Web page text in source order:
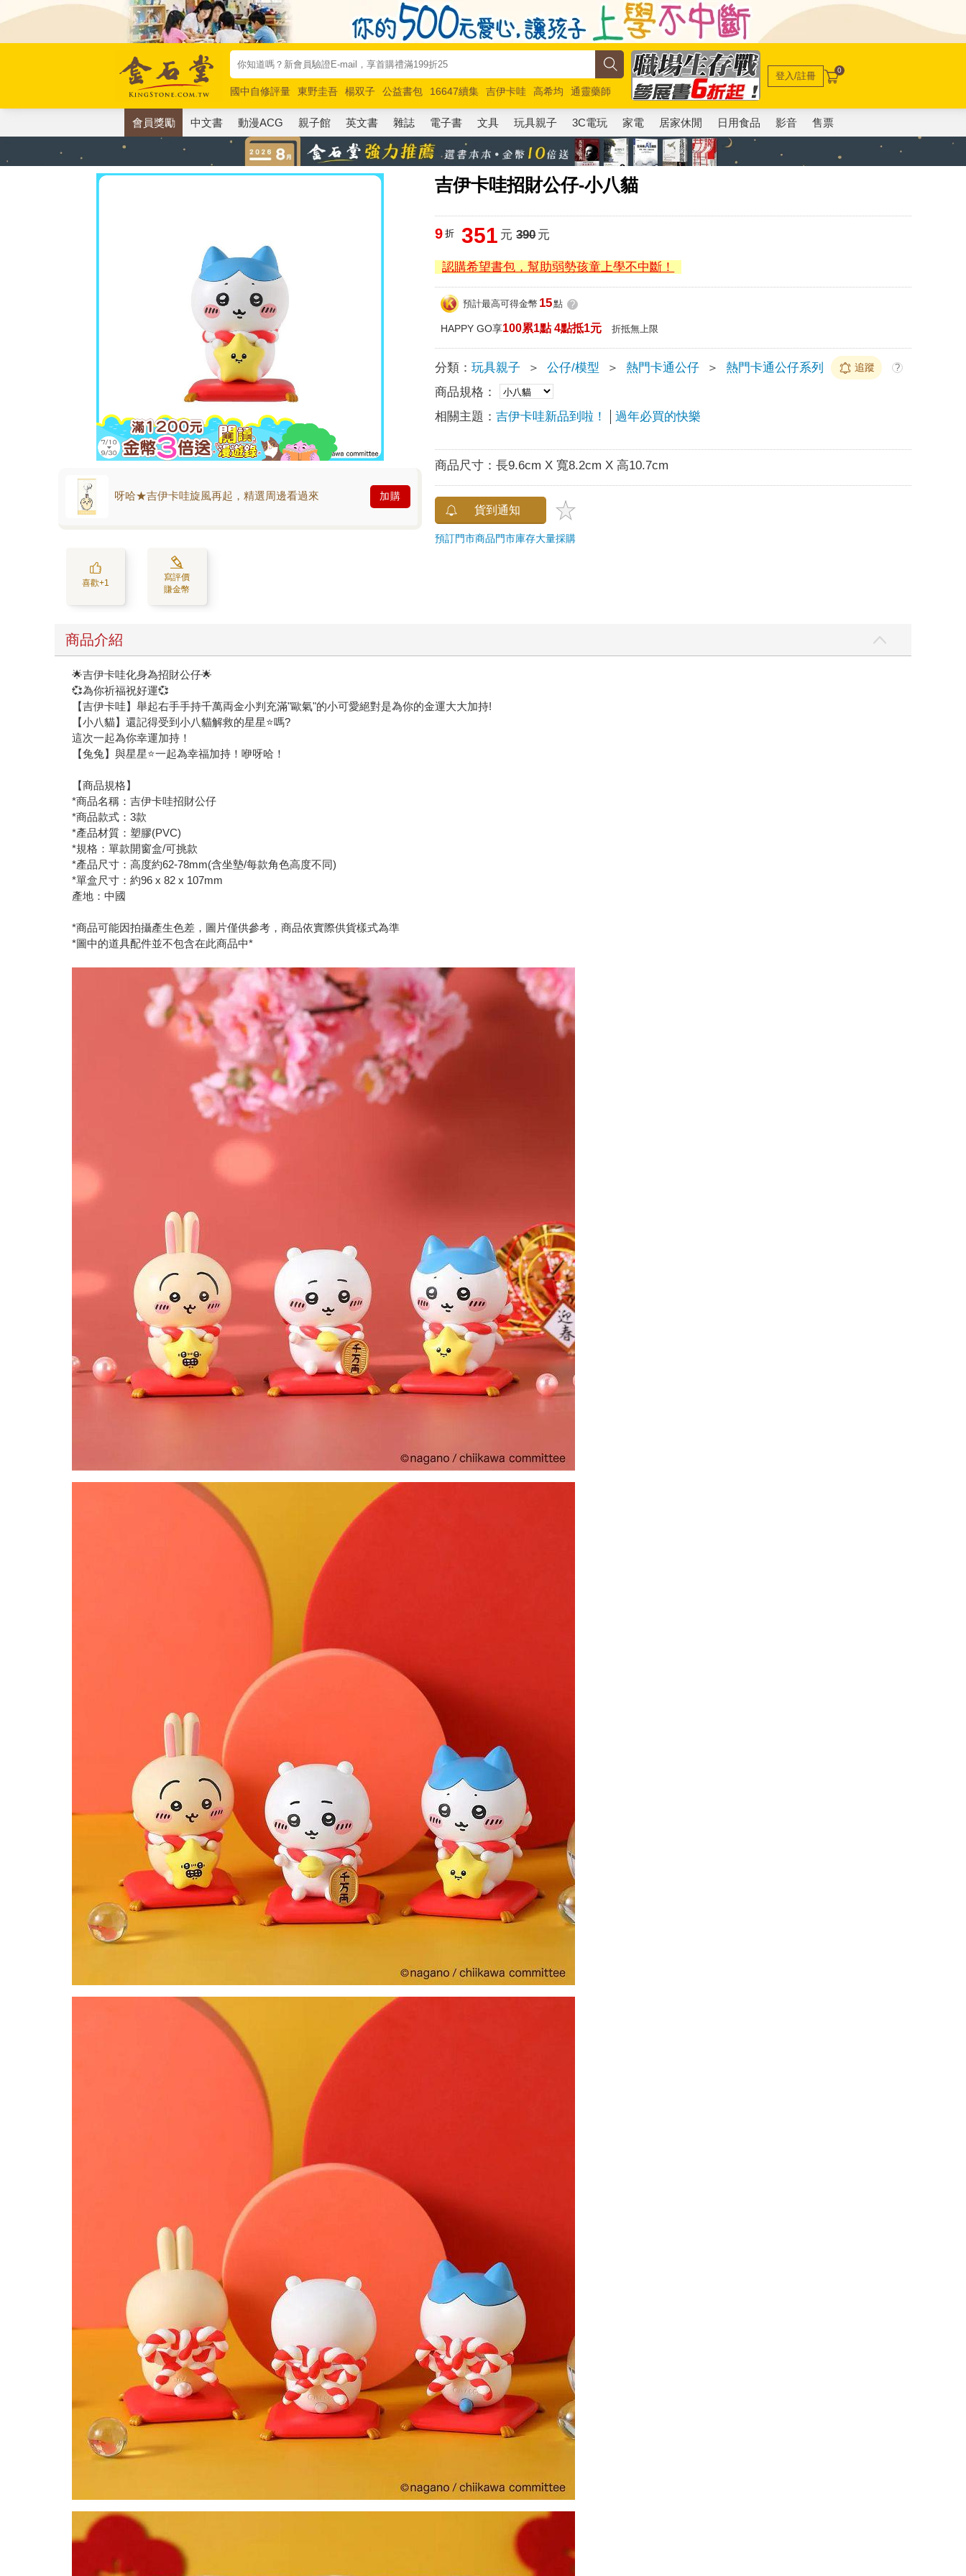
國中自修評量 東野圭吾 楊双子 公益書包 16647續集 吉伊卡哇 高希均
通靈藥師
唯紅花綻放
奧德賽 路邊攤新作 馬斯克 玩具總動員5 超慢跑
登入/註冊 0
會員獎勵 中文書 動漫ACG 親子館 英文書 雜誌 電子書 文具 玩具親子 3C電玩 家電 居家休閒 日用食品 影音 售票
吉伊卡哇招財公仔-小八貓
呀哈★吉伊卡哇旋風再起，精選周邊看過來 加購
喜歡+1
寫評價
賺金幣
9 折 351 元 390元
認購希望書包，幫助弱勢孩童上學不中斷！
預計最高可得金幣 15點 ?
HAPPY GO享100累1點 4點抵1元 折抵無上限
分類：玩具親子 ＞ 公仔/模型 ＞ 熱門卡通公仔 ＞ 熱門卡通公仔系列 追蹤 ?
商品規格：
相關主題：吉伊卡哇新品到啦！ 過年必買的快樂
商品尺寸：長9.6cm X 寬8.2cm X 高10.7cm
貨到通知
預訂門市商品門市庫存大量採購
商品介紹
🌟吉伊卡哇化身為招財公仔🌟
💞為你祈福祝好運💞
【吉伊卡哇】舉起右手手持千萬両金小判充滿"歐氣"的小可愛絕對是為你的金運大大加持!
【小八貓】還記得受到小八貓解救的星星⭐️嗎?
這次一起為你幸運加持！
【兔兔】與星星⭐️一起為幸福加持！咿呀哈！
【商品規格】
*商品名稱：吉伊卡哇招財公仔
*商品款式：3款
*產品材質：塑膠(PVC)
*規格：單款開窗盒/可挑款
*產品尺寸：高度約62-78mm(含坐墊/每款角色高度不同)
*單盒尺寸：約96 x 82 x 107mm
產地：中國
*商品可能因拍攝產生色差，圖片僅供參考，商品依實際供貨樣式為準
*圖中的道具配件並不包含在此商品中*